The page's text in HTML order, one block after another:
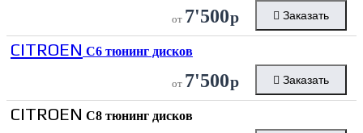
от 7'500р Заказать
CITROEN C6 тюнинг дисков
от 7'500р Заказать
CITROEN C8 тюнинг дисков